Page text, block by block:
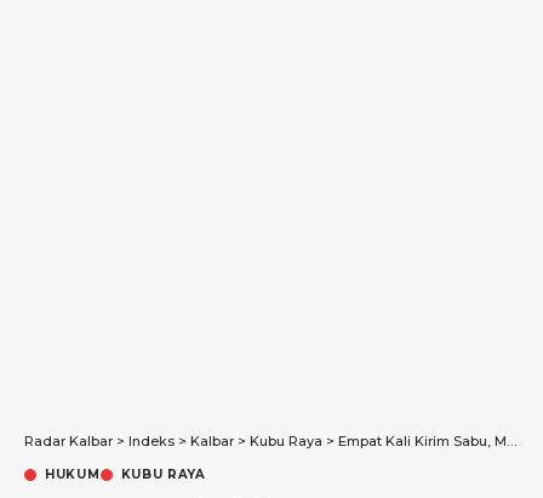
Radar Kalbar > Indeks > Kalbar > Kubu Raya > Empat Kali Kirim Sabu, Mantan Pembalap Nasional asal Kalbar Ditangkap
HUKUM KUBU RAYA